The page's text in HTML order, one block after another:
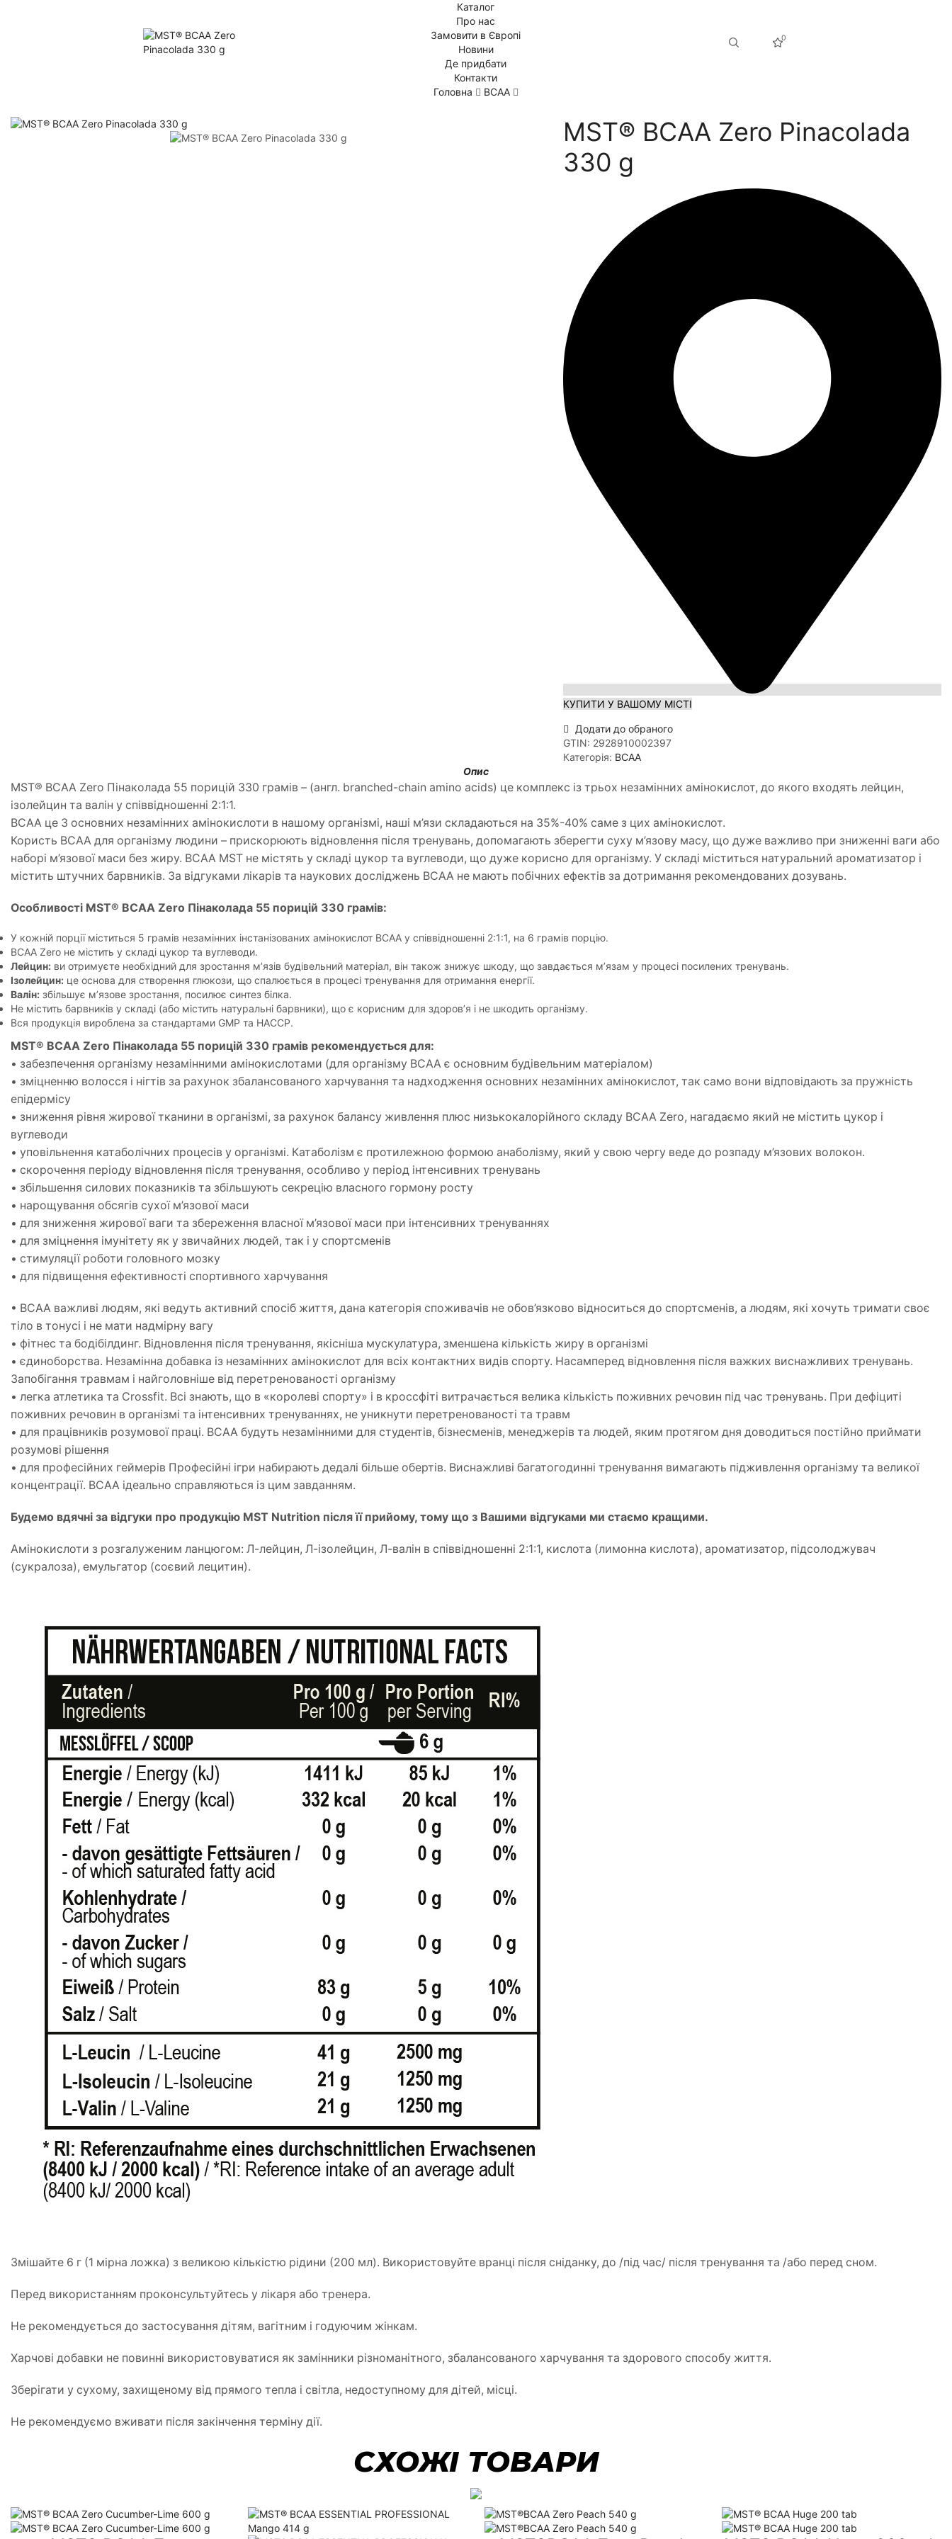
Каталог
Про нас
Замовити в Європі
Новини
Де придбати
Контакти
0
Головна BCAA
MST® BCAA Zero Pinacolada
330 g
КУПИТИ У ВАШОМУ МІСТІ
Додати до обраного
GTIN: 2928910002397
Категорія: BCAA
Опис
MST® BCAA Zero Пiнаколада 55 порицiй 330 грамів – (англ. branched-chain amino acids) це комплекс із трьох незамінних амінокислот, до якого входять лейцин,
ізолейцин та валін у співвідношенні 2:1:1.
BCAA це 3 основних незамінних амінокислоти в нашому організмі, наші м’язи складаються на 35%-40% саме з цих амінокислот.
Користь BCAA для організму людини – прискорюють відновлення після тренувань, допомагають зберегти суху м’язову масу, що дуже важливо при зниженні ваги або
наборі м’язової маси без жиру. BCAA MST не містять у складі цукор та вуглеводи, що дуже корисно для організму. У складі міститься натуральний ароматизатор і
містить штучних барвників. За відгуками лікарів та наукових досліджень BCAA не мають побічних ефектів за дотримання рекомендованих дозувань.
Особливості MST® BCAA Zero Пiнаколада 55 порицiй 330 грамів:
У кожній порції міститься 5 грамів незамінних інстанізованих амінокислот ВСАА у співвідношенні 2:1:1, на 6 грамів порцію.
BCAA Zero не містить у складі цукор та вуглеводи.
Лейцин: ви отримуєте необхідний для зростання м’язів будівельний матеріал, він також знижує шкоду, що завдається м’язам у процесі посилених тренувань.
Ізолейцин: це основа для створення глюкози, що спалюється в процесі тренування для отримання енергії.
Валін: збільшує м’язове зростання, посилює синтез білка.
Не містить барвників у складі (або містить натуральні барвники), що є корисним для здоров’я і не шкодить організму.
Вся продукція вироблена за стандартами GMP та HACCP.
MST® BCAA Zero Пiнаколада 55 порицiй 330 грамів рекомендується для:
• забезпечення організму незамінними амінокислотами (для організму BCAA є основним будівельним матеріалом)
• зміцненню волосся і нігтів за рахунок збалансованого харчування та надходження основних незамінних амінокислот, так само вони відповідають за пружність
епідермісу
• зниження рівня жирової тканини в організмі, за рахунок балансу живлення плюс низькокалорійного складу BCAA Zero, нагадаємо який не містить цукор і
вуглеводи
• уповільнення катаболічних процесів у організмі. Катаболізм є протилежною формою анаболізму, який у свою чергу веде до розпаду м’язових волокон.
• скорочення періоду відновлення після тренування, особливо у період інтенсивних тренувань
• збільшення силових показників та збільшують секрецію власного гормону росту
• нарощування обсягів сухої м’язової маси
• для зниження жирової ваги та збереження власної м’язової маси при інтенсивних тренуваннях
• для зміцнення імунітету як у звичайних людей, так і у спортсменів
• стимуляції роботи головного мозку
• для підвищення ефективності спортивного харчування
• BCAA важливі людям, які ведуть активний спосіб життя, дана категорія споживачів не обов’язково відноситься до спортсменів, а людям, які хочуть тримати своє
тіло в тонусі і не мати надмірну вагу
• фітнес та бодібілдинг. Відновлення після тренування, якісніша мускулатура, зменшена кількість жиру в організмі
• єдиноборства. Незамінна добавка із незамінних амінокислот для всіх контактних видів спорту. Насамперед відновлення після важких виснажливих тренувань.
Запобігання травмам і найголовніше від перетренованості організму
• легка атлетика та Crossfit. Всі знають, що в «королеві спорту» і в кроссфіті витрачається велика кількість поживних речовин під час тренувань. При дефіциті
поживних речовин в організмі та інтенсивних тренуваннях, не уникнути перетренованості та травм
• для працівників розумової праці. BCAA будуть незамінними для студентів, бізнесменів, менеджерів та людей, яким протягом дня доводиться постійно приймати
розумові рішення
• для професійних геймерів Професійні ігри набирають дедалі більше обертів. Виснажливі багатогодинні тренування вимагають підживлення організму та великої
концентрації. BCAA ідеально справляються із цим завданням.
Будемо вдячні за відгуки про продукцію MST Nutrition після її прийому, тому що з Вашими відгуками ми стаємо кращими.
Амінокислоти з розгалуженим ланцюгом: Л-лейцин, Л-ізолейцин, Л-валін в співвідношенні 2:1:1, кислота (лимонна кислота), ароматизатор, підсолоджувач
(сукралоза), емульгатор (соєвий лецитин).
Змішайте 6 г (1 мірна ложка) з великою кількістю рідини (200 мл). Використовуйте вранці після сніданку, до /під час/ після тренування та /або перед сном.
Перед використанням проконсультуйтесь у лікаря або тренера.
Не рекомендується до застосування дітям, вагітним і годуючим жінкам.
Харчові добавки не повинні використовуватися як замінники різноманітного, збалансованого харчування та здорового способу життя.
Зберігати у сухому, захищеному від прямого тепла і світла, недоступному для дітей, місці.
Не рекомендуємо вживати після закінчення терміну дії.
СХОЖІ ТОВАРИ